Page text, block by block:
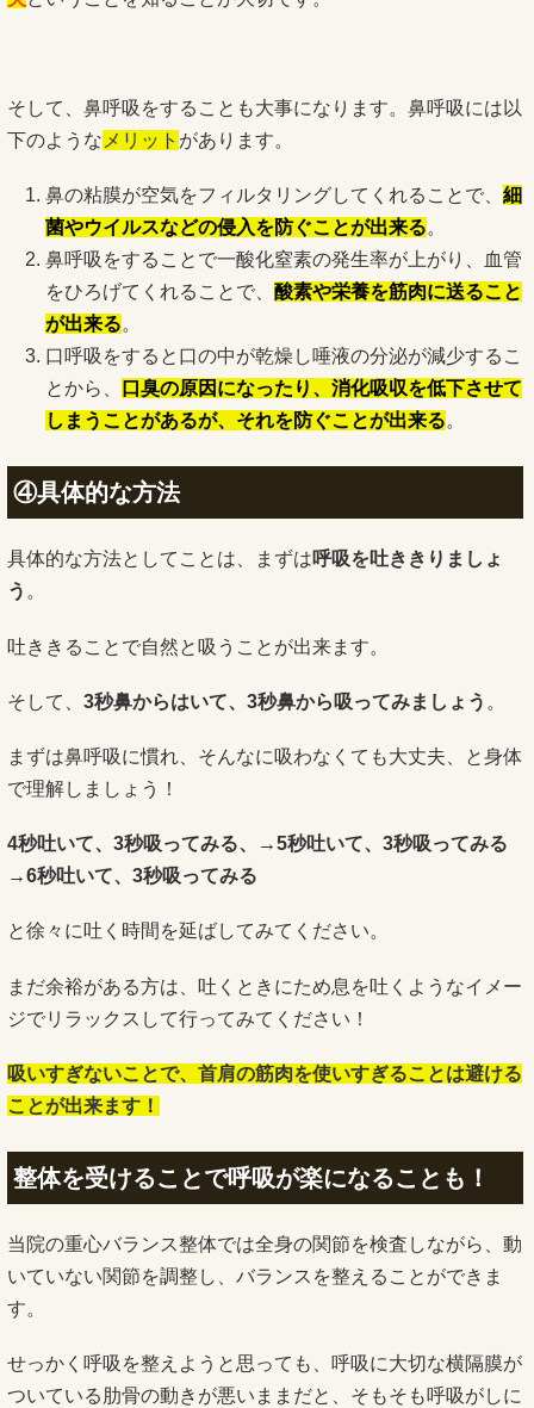
そして、鼻呼吸をすることも大事になります。鼻呼吸には以
下のような メリット があります。
鼻の粘膜が空気をフィルタリングしてくれることで、 細
菌やウイルスなどの侵入を防ぐことが出来る。
鼻呼吸をすることで一酸化窒素の発生率が上がり、血管
をひろげてくれることで、 酸素や栄養を筋肉に送ること
が出来る。
口呼吸をすると口の中が乾燥し唾液の分泌が減少するこ
とから、
口臭の原因になったり、消化吸収を低下させて
しまうことがあるが、それを防ぐことが出来る。
④具体的な方法
具体的な方法としてことは、まずは呼吸を吐ききりましょ
う 。
吐ききることで自然と吸うことが出来ます。
そして、 3秒鼻からはいて、3秒鼻から吸ってみましょう 。
まずは鼻呼吸に慣れ、そんなに吸わなくても大丈夫、と身体
で理解しましょう！
4秒吐いて、3秒吸ってみる、→5秒吐いて、3秒吸ってみる
→6秒吐いて、3秒吸ってみる
と徐々に吐く時間を延ばしてみてください。
まだ余裕がある方は、吐くときにため息を吐くようなイメー
ジでリラックスして行ってみてください！
吸いすぎないことで、首肩の筋肉を使いすぎることは避ける
ことが出来ます！
整体を受けることで呼吸が楽になることも！
当院の重心バランス整体では全身の関節を検査しながら、動
いていない関節を調整し、バランスを整えることができま
す。
せっかく呼吸を整えようと思っても、呼吸に大切な横隔膜が
ついている肋骨の動きが悪いままだと、そもそも呼吸がしに